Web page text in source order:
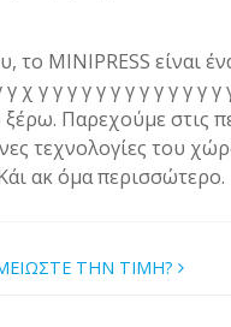
το MINIPRESS είναι
γ χ γ γ γ γ γ γ γ γ γ γ
Παρεχούμε στις
τεχνολογίες του
ακ όμα περισσώτερο.
ΤΗΝ ΤΙΜΗ?